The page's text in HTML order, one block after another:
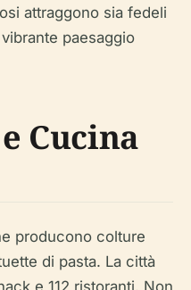
attraggono sia fedeli
paesaggio
Cucina
producono colture
di pasta. La città